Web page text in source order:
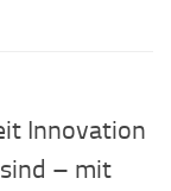
Innovation
– mit